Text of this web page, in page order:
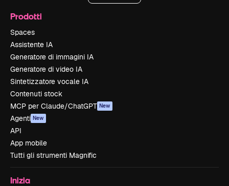
Prodotti
Spaces
Assistente IA
Generatore di immagini IA
Generatore di video IA
Sintetizzatore vocale IA
Contenuti stock
MCP per Claude/ChatGPT New
Agenti New
API
App mobile
Tutti gli strumenti Magnific
Inizia